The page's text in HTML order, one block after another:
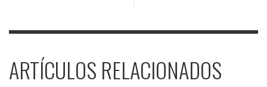
ARTÍCULOS RELACIONADOS